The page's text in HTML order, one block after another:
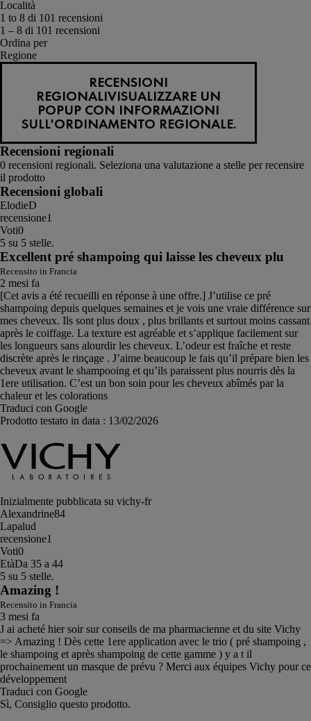
Località
1 to 8 di 101 recensioni
1 – 8 di 101 recensioni
Ordina per
Regione
RECENSIONI
REGIONALIVISUALIZZARE UN
POPUP CON INFORMAZIONI
SULL'ORDINAMENTO REGIONALE.
Recensioni regionali
0 recensioni regionali. Seleziona una valutazione a stelle per recensire
il prodotto
Recensioni globali
ElodieD
recensione1
Voti0
5 su 5 stelle.
Excellent pré shampoing qui laisse les cheveux plu
Recensito in Francia
2 mesi fa
[Cet avis a été recueilli en réponse à une offre.] J’utilise ce pré
shampoing depuis quelques semaines et je vois une vraie différence sur
mes cheveux. Ils sont plus doux , plus brillants et surtout moins cassant
après le coiffage. La texture est agréable et s’applique facilement sur
les longueurs sans alourdir les cheveux. L’odeur est fraîche et reste
discrète après le rinçage . J’aime beaucoup le fais qu’il prépare bien les
cheveux avant le shampooing et qu’ils paraissent plus nourris dès la
1ere utilisation. C’est un bon soin pour les cheveux abîmés par la
chaleur et les colorations
Traduci con Google
Prodotto testato in data : 13/02/2026
Inizialmente pubblicata su vichy-fr
Alexandrine84
Lapalud
recensione1
Voti0
EtàDa 35 a 44
5 su 5 stelle.
Amazing !
Recensito in Francia
3 mesi fa
J ai acheté hier soir sur conseils de ma pharmacienne et du site Vichy
=> Amazing ! Dès cette 1ere application avec le trio ( pré shampoing ,
le shampoing et après shampoing de cette gamme ) y a t il
prochainement un masque de prévu ? Merci aux équipes Vichy pour ce
développement
Traduci con Google
Sì, Consiglio questo prodotto.